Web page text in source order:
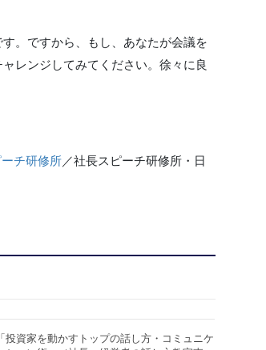
。ですから、もし、あなたが会議を
レンジしてみてください。徐々に良
チ研修所／社長スピーチ研修所・日
「投資家を動かすトップの話し方・コミュニケ